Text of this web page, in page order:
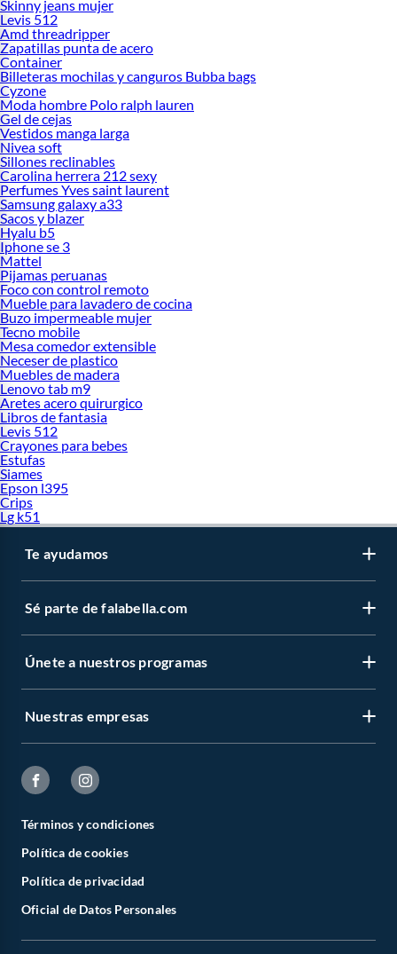
Skinny jeans mujer
Levis 512
Amd threadripper
Zapatillas punta de acero
Container
Billeteras mochilas y canguros Bubba bags
Cyzone
Moda hombre Polo ralph lauren
Gel de cejas
Vestidos manga larga
Nivea soft
Sillones reclinables
Carolina herrera 212 sexy
Perfumes Yves saint laurent
Samsung galaxy a33
Sacos y blazer
Hyalu b5
Iphone se 3
Mattel
Pijamas peruanas
Foco con control remoto
Mueble para lavadero de cocina
Buzo impermeable mujer
Tecno mobile
Mesa comedor extensible
Neceser de plastico
Muebles de madera
Lenovo tab m9
Aretes acero quirurgico
Libros de fantasia
Levis 512
Crayones para bebes
Estufas
Siames
Epson l395
Crips
Lg k51
Te ayudamos
Sé parte de falabella.com
Únete a nuestros programas
Nuestras empresas
Términos y condiciones
Política de cookies
Política de privacidad
Oficial de Datos Personales